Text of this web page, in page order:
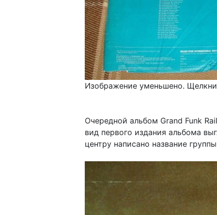
Изображение уменьшено.
Очередной альбом Grand Funk
вид первого издания альбома
центру написано название